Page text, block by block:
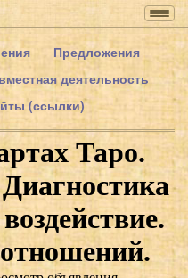
Предложения
деятельность
(ссылки)
Таро.